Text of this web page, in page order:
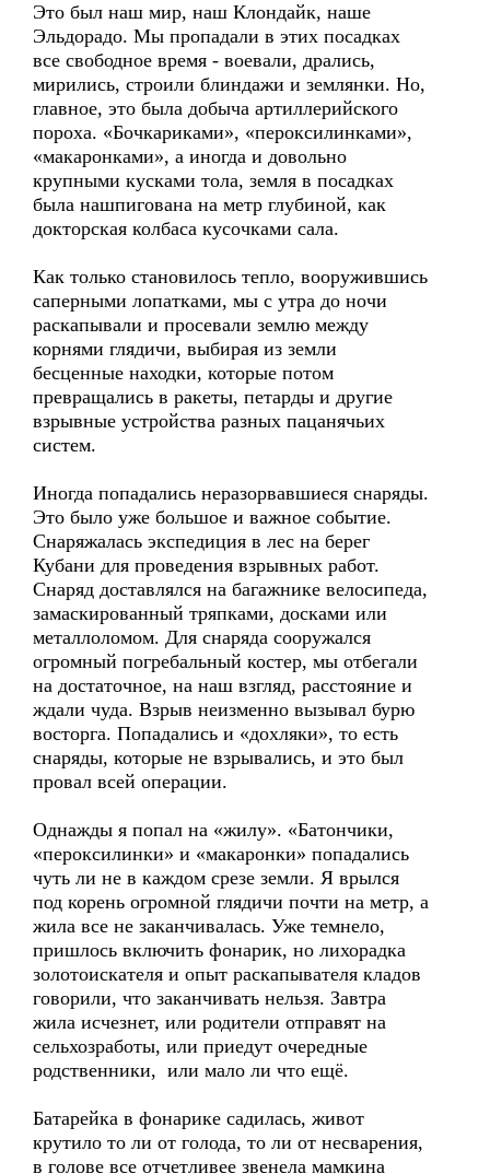
Это был наш мир, наш Клондайк, наше
Эльдорадо. Мы пропадали в этих посадках
все свободное время - воевали, дрались,
мирились, строили блиндажи и землянки. Но,
главное, это была добыча артиллерийского
пороха. «Бочкариками», «пероксилинками»,
«макаронками», а иногда и довольно
крупными кусками тола, земля в посадках
была нашпигована на метр глубиной, как
докторская колбаса кусочками сала.
Как только становилось тепло, вооружившись
саперными лопатками, мы с утра до ночи
раскапывали и просевали землю между
корнями глядичи, выбирая из земли
бесценные находки, которые потом
превращались в ракеты, петарды и другие
взрывные устройства разных пацанячьих
систем.
Иногда попадались неразорвавшиеся снаряды.
Это было уже большое и важное событие.
Снаряжалась экспедиция в лес на берег
Кубани для проведения взрывных работ.
Снаряд доставлялся на багажнике велосипеда,
замаскированный тряпками, досками или
металлоломом. Для снаряда сооружался
огромный погребальный костер, мы отбегали
на достаточное, на наш взгляд, расстояние и
ждали чуда. Взрыв неизменно вызывал бурю
восторга. Попадались и «дохляки», то есть
снаряды, которые не взрывались, и это был
провал всей операции.
Однажды я попал на «жилу». «Батончики,
«пероксилинки» и «макаронки» попадались
чуть ли не в каждом срезе земли. Я врылся
под корень огромной глядичи почти на метр, а
жила все не заканчивалась. Уже темнело,
пришлось включить фонарик, но лихорадка
золотоискателя и опыт раскапывателя кладов
говорили, что заканчивать нельзя. Завтра
жила исчезнет, или родители отправят на
сельхозработы, или приедут очередные
родственники, или мало ли что ещё.
Батарейка в фонарике садилась, живот
крутило то ли от голода, то ли от несварения,
в голове все отчетливее звенела мамкина